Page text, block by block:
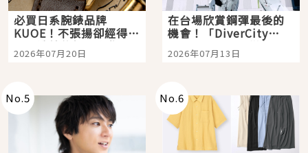
必買日系腕錶品牌
KUOE！不張揚卻經得起
時間洗鍊的經典之作五
選
2026年07月20日
在台場欣賞鋼彈最後的
機會！「DiverCity
Tokyo Plaza」搭船、
購物、美食及夜景，一
2026年07月13日
No.5 No.6